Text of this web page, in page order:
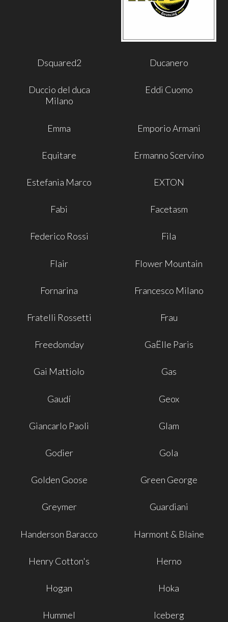
Dsquared2 Ducanero
Duccio del duca
Milano
Eddi Cuomo
Emma Emporio Armani
Equitare Ermanno Scervino
Estefania Marco EXTON
Fabi Facetasm
Federico Rossi Fila
Flair Flower Mountain
Fornarina Francesco Milano
Fratelli Rossetti Frau
Freedomday GaËlle Paris
Gai Mattiolo Gas
Gaudí Geox
Giancarlo Paoli Glam
Godier Gola
Golden Goose Green George
Greymer Guardiani
Handerson Baracco Harmont & Blaine
Henry Cotton's Herno
Hogan Hoka
Hummel Iceberg